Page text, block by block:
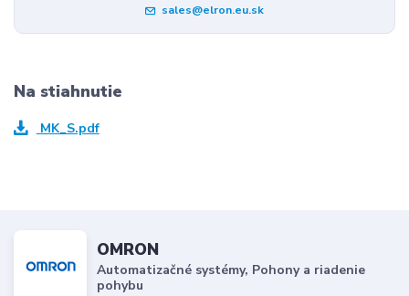
sales@elron.eu.sk
Na stiahnutie
MK_S.pdf
OMRON
Automatizačné systémy, Pohony a riadenie
pohybu